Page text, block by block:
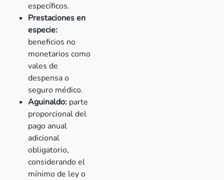
específicos.
Prestaciones en
especie:
beneficios no
monetarios como
vales de
despensa o
seguro médico.
Aguinaldo: parte
proporcional del
pago anual
adicional
obligatorio,
considerando el
mínimo de ley o